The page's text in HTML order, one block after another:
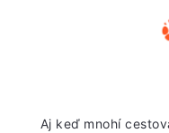
Aj keď mnohí